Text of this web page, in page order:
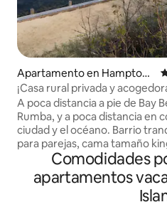
Apartamento en Hampton
Bays
¡Casa rural privada y
pasos de la playa!
A poca distancia a pie de Bay
Rumba, y a poca distancia en
ciudad y el océano. Barrio tranquilo, ideal
para parejas, cama tamaño
planta superior, escalera un
empinada, por lo que puede
adecuado para personas con
Comodidades
apartamentos